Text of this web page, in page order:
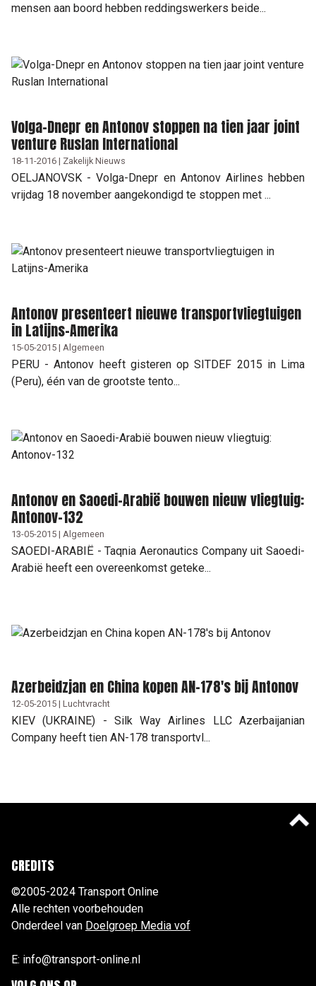
mensen aan boord hebben reddingswerkers beide...
Volga-Dnepr en Antonov stoppen na tien jaar joint
venture Ruslan International
18-11-2016 | Zakelijk Nieuws
OELJANOVSK - Volga-Dnepr en Antonov Airlines hebben
vrijdag 18 november aangekondigd te stoppen met ...
Antonov presenteert nieuwe transportvliegtuigen
in Latijns-Amerika
15-05-2015 | Algemeen
PERU - Antonov heeft gisteren op SITDEF 2015 in Lima
(Peru), één van de grootste tento...
Antonov en Saoedi-Arabië bouwen nieuw vliegtuig:
Antonov-132
13-05-2015 | Algemeen
SAOEDI-ARABIË - Taqnia Aeronautics Company uit Saoedi-
Arabië heeft een overeenkomst geteke...
Azerbeidzjan en China kopen AN-178's bij Antonov
12-05-2015 | Luchtvracht
KIEV (UKRAINE) - Silk Way Airlines LLC Azerbaijanian
Company heeft tien AN-178 transportvl...
CREDITS
©2005-2024 Transport Online
Alle rechten voorbehouden
Onderdeel van Doelgroep Media vof
E: info@transport-online.nl